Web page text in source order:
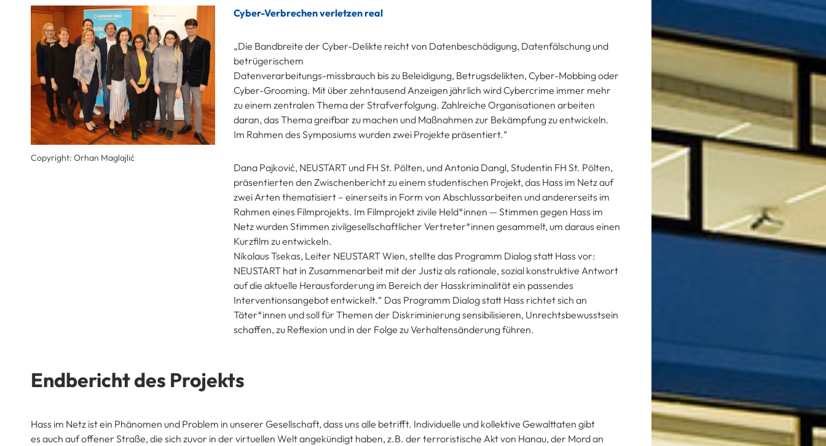
Copyright: Orhan Maglajlić
Cyber-Verbrechen verletzen real
„Die Bandbreite der Cyber-Delikte reicht von Datenbeschädigung, Datenfälschung und
betrügerischem
Datenverarbeitungs-missbrauch bis zu Beleidigung, Betrugsdelikten, Cyber-Mobbing oder
Cyber-Grooming. Mit über zehntausend Anzeigen jährlich wird Cybercrime immer mehr
zu einem zentralen Thema der Strafverfolgung. Zahlreiche Organisationen arbeiten
daran, das Thema greifbar zu machen und Maßnahmen zur Bekämpfung zu entwickeln.
Im Rahmen des Symposiums wurden zwei Projekte präsentiert.“
Dana Pajković, NEUSTART und FH St. Pölten, und Antonia Dangl, Studentin FH St. Pölten,
präsentierten den Zwischenbericht zu einem studentischen Projekt, das Hass im Netz auf
zwei Arten thematisiert – einerseits in Form von Abschlussarbeiten und andererseits im
Rahmen eines Filmprojekts. Im Filmprojekt zivile Held*innen — Stimmen gegen Hass im
Netz wurden Stimmen zivilgesellschaftlicher Vertreter*innen gesammelt, um daraus einen
Kurzfilm zu entwickeln.
Nikolaus Tsekas, Leiter NEUSTART Wien, stellte das Programm Dialog statt Hass vor:
NEUSTART hat in Zusammenarbeit mit der Justiz als rationale, sozial konstruktive Antwort
auf die aktuelle Herausforderung im Bereich der Hasskriminalität ein passendes
Interventionsangebot entwickelt.“ Das Programm Dialog statt Hass richtet sich an
Täter*innen und soll für Themen der Diskriminierung sensibilisieren, Unrechtsbewusstsein
schaffen, zu Reflexion und in der Folge zu Verhaltensänderung führen.
Endbericht des Projekts
Hass im Netz ist ein Phänomen und Problem in unserer Gesellschaft, dass uns alle betrifft. Individuelle und kollektive Gewalttaten gibt
es auch auf offener Straße, die sich zuvor in der virtuellen Welt angekündigt haben, z.B. der terroristische Akt von Hanau, der Mord an